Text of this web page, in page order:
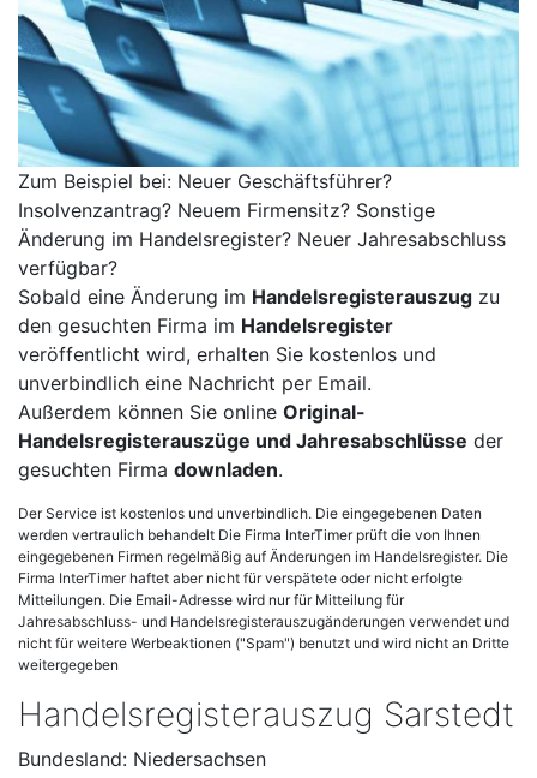
Zum Beispiel bei: Neuer Geschäftsführer?
Insolvenzantrag? Neuem Firmensitz? Sonstige
Änderung im Handelsregister? Neuer Jahresabschluss
verfügbar?
Sobald eine Änderung im Handelsregisterauszug zu
den gesuchten Firma im Handelsregister
veröffentlicht wird, erhalten Sie kostenlos und
unverbindlich eine Nachricht per Email.
Außerdem können Sie online Original-
Handelsregisterauszüge und Jahresabschlüsse der
gesuchten Firma downladen.
Der Service ist kostenlos und unverbindlich. Die eingegebenen Daten
werden vertraulich behandelt Die Firma InterTimer prüft die von Ihnen
eingegebenen Firmen regelmäßig auf Änderungen im Handelsregister. Die
Firma InterTimer haftet aber nicht für verspätete oder nicht erfolgte
Mitteilungen. Die Email-Adresse wird nur für Mitteilung für
Jahresabschluss- und Handelsregisterauszugänderungen verwendet und
nicht für weitere Werbeaktionen ("Spam") benutzt und wird nicht an Dritte
weitergegeben
Handelsregisterauszug Sarstedt
Bundesland: Niedersachsen